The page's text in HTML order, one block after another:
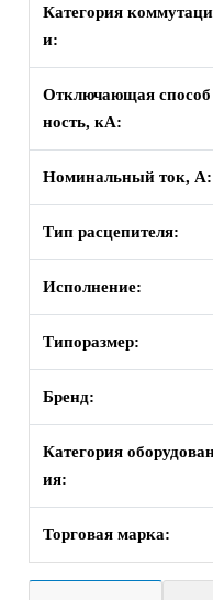
Категория коммутаци
и:
Отключающая способ
ность, кА:
Номинальный ток, А:
Тип расцепителя:
Исполнение:
Типоразмер:
Бренд:
Категория
ия:
Торговая марка: